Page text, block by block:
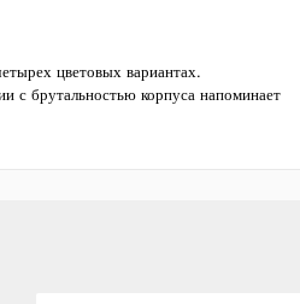
цветовых вариантах.
с брутальностью корпуса напоминает